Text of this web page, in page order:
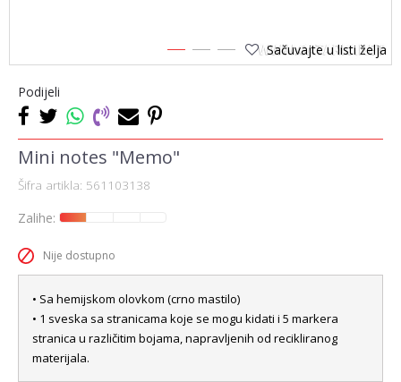
1 2 3 Sačuvajte u listi želja
Podijeli
Mini notes "Memo"
Šifra artikla: 561103138
Zalihe:
Nije dostupno
• Sa hemijskom olovkom (crno mastilo)
• 1 sveska sa stranicama koje se mogu kidati i 5 markera
stranica u različitim bojama, napravljenih od recikliranog
materijala.